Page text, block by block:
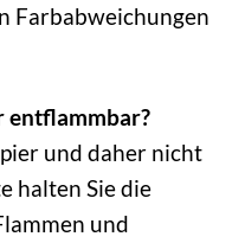
Farbabweichungen
entflammbar?
und daher nicht
halten Sie die
und